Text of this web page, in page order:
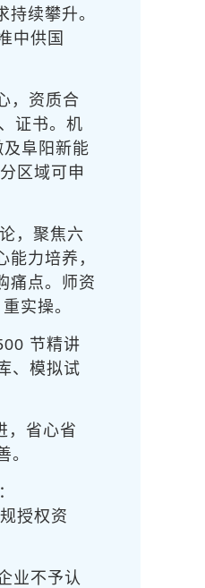
持续攀升。
中供国
，资质合
证书。机
阜阳新能
区域可申
，聚焦六
能力培养，
痛点。师资
实操。
节精讲
、模拟试
，省心省
。
：
授权资
业不予认